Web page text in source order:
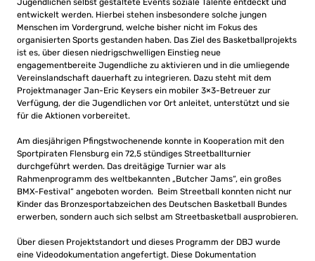
Jugendlichen selbst gestaltete Events soziale Talente entdeckt und
entwickelt werden. Hierbei stehen insbesondere solche jungen
Menschen im Vordergrund, welche bisher nicht im Fokus des
organisierten Sports gestanden haben. Das Ziel des Basketballprojekts
ist es, über diesen niedrigschwelligen Einstieg neue
engagementbereite Jugendliche zu aktivieren und in die umliegende
Vereinslandschaft dauerhaft zu integrieren. Dazu steht mit dem
Projektmanager Jan-Eric Keysers ein mobiler 3×3-Betreuer zur
Verfügung, der die Jugendlichen vor Ort anleitet, unterstützt und sie
für die Aktionen vorbereitet.
Am diesjährigen Pfingstwochenende konnte in Kooperation mit den
Sportpiraten Flensburg ein 72,5 stündiges Streetballturnier
durchgeführt werden. Das dreitägige Turnier war als
Rahmenprogramm des weltbekannten „Butcher Jams“, ein großes
BMX-Festival“ angeboten worden. Beim Streetball konnten nicht nur
Kinder das Bronzesportabzeichen des Deutschen Basketball Bundes
erwerben, sondern auch sich selbst am Streetbasketball ausprobieren.
Über diesen Projektstandort und dieses Programm der DBJ wurde
eine Videodokumentation angefertigt. Diese Dokumentation